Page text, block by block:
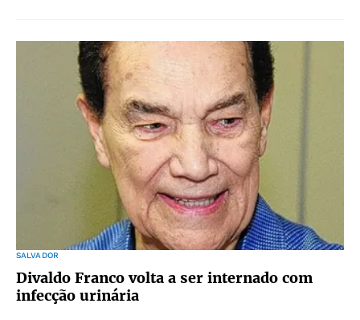
SALVADOR
Divaldo Franco volta a ser internado com
infecção urinária